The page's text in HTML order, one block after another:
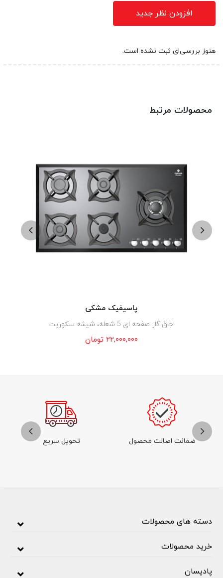
افزودن نظر جدید
هنوز بررسی‌ای ثبت نشده است.
محصولات مرتبط
پاسیفیک مشکی
اجاق گاز صفحه ای 5 شعله، شیشه سکوریت
۲۲,۰۰۰,۰۰۰ تومان
ضمانت اصالت محصول تحویل سریع
دسته های محصولات
خرید محصولات
پادیسان